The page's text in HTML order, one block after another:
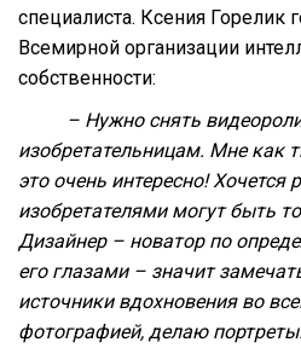
специалиста. Ксения Горелик
Всемирной организации
собственности:
– Нужно снять
изобретательницам. Мне как
это очень интересно! Хочется
изобретателями могут быть
Дизайнер – новатор по
его глазами – значит
источники вдохновения во
фотографией, делаю